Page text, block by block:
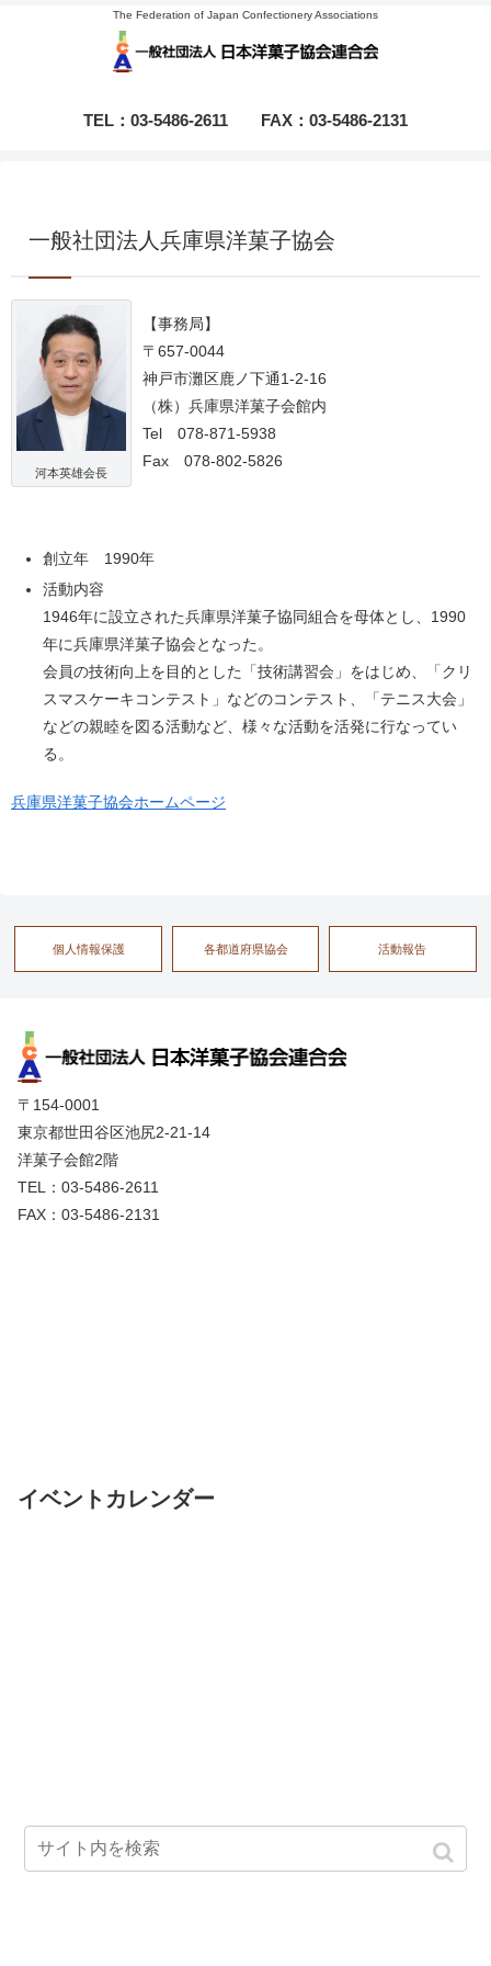
The Federation of Japan Confectionery Associations
TEL：03-5486-2611 FAX：03-5486-2131
一般社団法人兵庫県洋菓子協会
河本英雄会長
【事務局】
〒657-0044
神戸市灘区鹿ノ下通1-2-16
（株）兵庫県洋菓子会館内
Tel 078-871-5938
Fax 078-802-5826
創立年 1990年
活動内容
1946年に設立された兵庫県洋菓子協同組合を母体とし、1990
年に兵庫県洋菓子協会となった。
会員の技術向上を目的とした「技術講習会」をはじめ、「クリ
スマスケーキコンテスト」などのコンテスト、「テニス大会」
などの親睦を図る活動など、様々な活動を活発に行なってい
る。
兵庫県洋菓子協会ホームページ
個人情報保護 各都道府県協会 活動報告
〒154-0001
東京都世田谷区池尻2-21-14
洋菓子会館2階
TEL：03-5486-2611
FAX：03-5486-2131
イベントカレンダー